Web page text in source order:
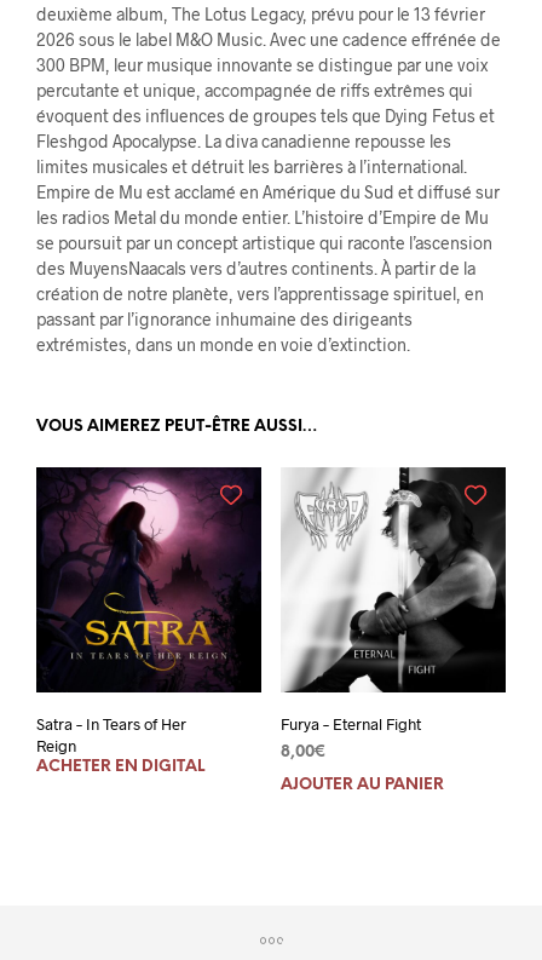
deuxième album, The Lotus Legacy, prévu pour le 13 février
2026 sous le label M&O Music. Avec une cadence effrénée de
300 BPM, leur musique innovante se distingue par une voix
percutante et unique, accompagnée de riffs extrêmes qui
évoquent des influences de groupes tels que Dying Fetus et
Fleshgod Apocalypse. La diva canadienne repousse les
limites musicales et détruit les barrières à l’international.
Empire de Mu est acclamé en Amérique du Sud et diffusé sur
les radios Metal du monde entier. L’histoire d’Empire de Mu
se poursuit par un concept artistique qui raconte l’ascension
des MuyensNaacals vers d’autres continents. À partir de la
création de notre planète, vers l’apprentissage spirituel, en
passant par l’ignorance inhumaine des dirigeants
extrémistes, dans un monde en voie d’extinction.
VOUS AIMEREZ PEUT-ÊTRE AUSSI…
Satra – In Tears of Her
Reign
ACHETER EN DIGITAL
Furya – Eternal Fight
8,00€
AJOUTER AU PANIER